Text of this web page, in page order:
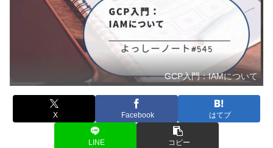
GCP入門：IAMについて
X Facebook はてブ
LINE コピー